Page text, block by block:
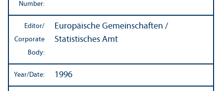
Number:
Editor/
Corporate
Body:
Europäische Gemeinschaften /
Statistisches Amt
Year/Date: 1996